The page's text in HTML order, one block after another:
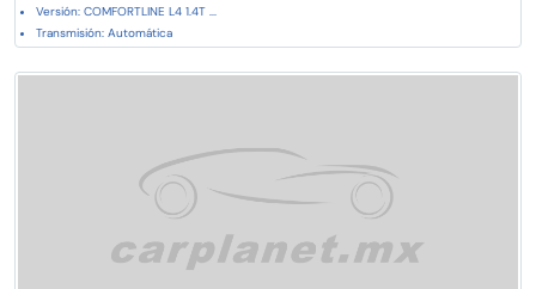
Versión: COMFORTLINE L4 1.4T ...
Transmisión: Automática